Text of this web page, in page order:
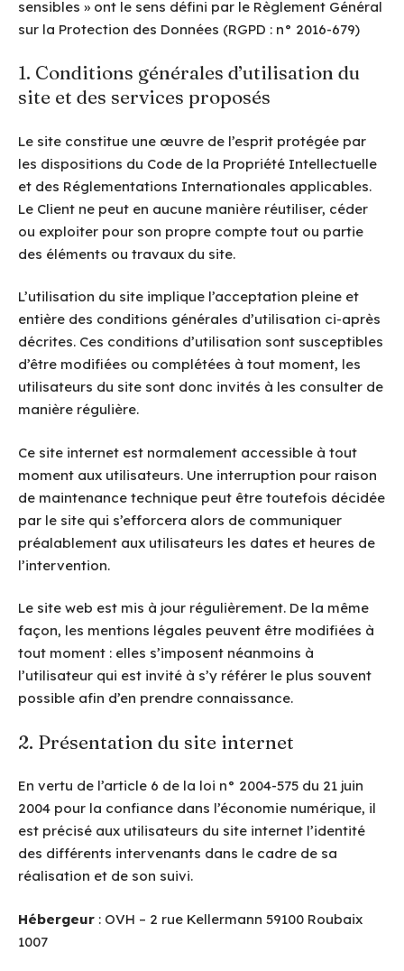
sensibles » ont le sens défini par le Règlement Général
sur la Protection des Données (RGPD : n° 2016-679)
1. Conditions générales d’utilisation du
site et des services proposés
Le site constitue une œuvre de l’esprit protégée par
les dispositions du Code de la Propriété Intellectuelle
et des Réglementations Internationales applicables.
Le Client ne peut en aucune manière réutiliser, céder
ou exploiter pour son propre compte tout ou partie
des éléments ou travaux du site.
L’utilisation du site implique l’acceptation pleine et
entière des conditions générales d’utilisation ci-après
décrites. Ces conditions d’utilisation sont susceptibles
d’être modifiées ou complétées à tout moment, les
utilisateurs du site sont donc invités à les consulter de
manière régulière.
Ce site internet est normalement accessible à tout
moment aux utilisateurs. Une interruption pour raison
de maintenance technique peut être toutefois décidée
par le site qui s’efforcera alors de communiquer
préalablement aux utilisateurs les dates et heures de
l’intervention.
Le site web est mis à jour régulièrement. De la même
façon, les mentions légales peuvent être modifiées à
tout moment : elles s’imposent néanmoins à
l’utilisateur qui est invité à s’y référer le plus souvent
possible afin d’en prendre connaissance.
2. Présentation du site internet
En vertu de l’article 6 de la loi n° 2004-575 du 21 juin
2004 pour la confiance dans l’économie numérique, il
est précisé aux utilisateurs du site internet l’identité
des différents intervenants dans le cadre de sa
réalisation et de son suivi.
Hébergeur : OVH – 2 rue Kellermann 59100 Roubaix
1007